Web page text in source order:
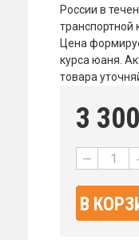
России в
транспортной
Цена
курса юаня.
товара
3 300
—
В